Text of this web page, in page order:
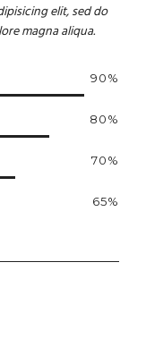
elit, sed do
magna aliqua.
90%
80%
70%
65%